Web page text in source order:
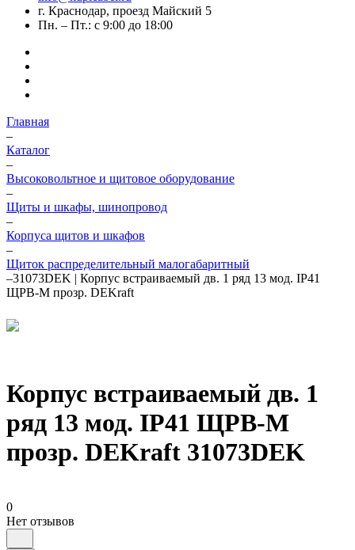
г. Краснодар, проезд Майский 5
Пн. – Пт.: с 9:00 до 18:00
Главная
–
Каталог
–
Высоковольтное и щитовое оборудование
–
Щиты и шкафы, шинопровод
–
Корпуса щитов и шкафов
–
Щиток распределительный малогабаритный
–31073DEK | Корпус встраиваемый дв. 1 ряд 13 мод. IP41
ЩРВ-М прозр. DEKraft
Корпус встраиваемый дв. 1
ряд 13 мод. IP41 ЩРВ-М
прозр. DEKraft 31073DEK
0
Нет отзывов